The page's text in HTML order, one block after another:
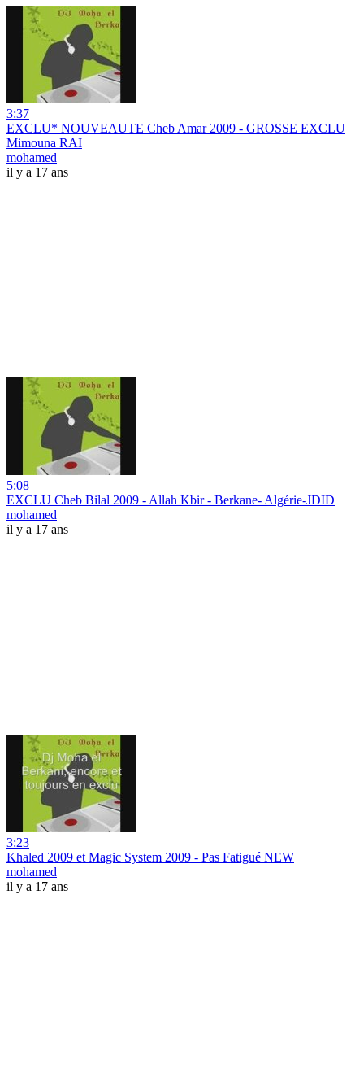
3:37
EXCLU* NOUVEAUTE Cheb Amar 2009 - GROSSE EXCLU
Mimouna RAI
mohamed
il y a 17 ans
5:08
EXCLU Cheb Bilal 2009 - Allah Kbir - Berkane- Algérie-JDID
mohamed
il y a 17 ans
3:23
Khaled 2009 et Magic System 2009 - Pas Fatigué NEW
mohamed
il y a 17 ans